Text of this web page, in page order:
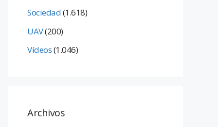
Sociedad(1.618)
UAV(200)
Vídeos(1.046)
Archivos